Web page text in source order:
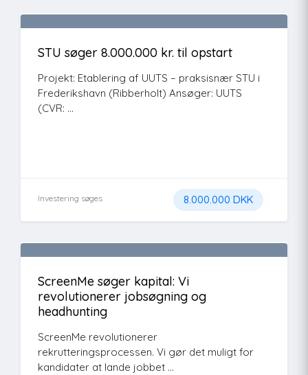
STU søger 8.000.000 kr. til opstart
Projekt: Etablering af UUTS – praksisnær STU i
Frederikshavn (Ribberholt) Ansøger: UUTS
(CVR: ...
8.000.000 DKK
Investering søges
ScreenMe søger kapital: Vi
revolutionerer jobsøgning og
headhunting
ScreenMe revolutionerer
rekrutteringsprocessen. Vi gør det muligt for
kandidater at lande jobbet ...